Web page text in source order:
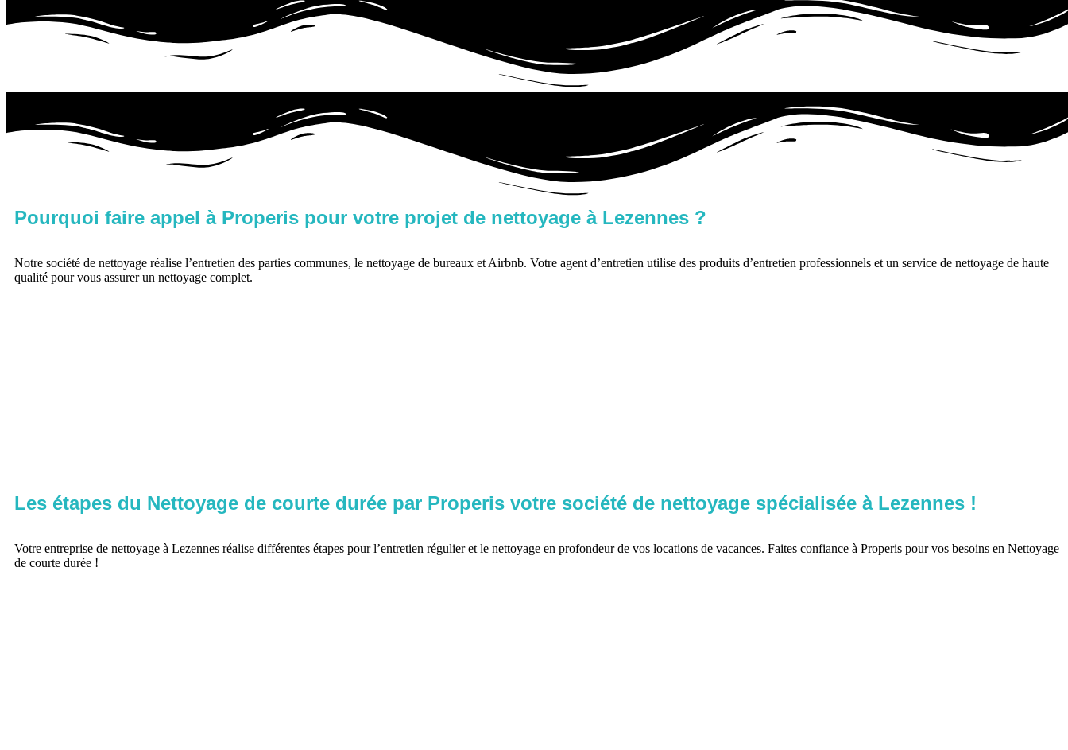
Pourquoi faire appel à Properis pour votre projet de nettoyage à Lezennes ?
Notre société de nettoyage réalise l’entretien des parties communes, le nettoyage de bureaux et Airbnb. Votre agent d’entretien utilise des produits d’entretien professionnels et un service de nettoyage de haute
qualité pour vous assurer un nettoyage complet.
Les étapes du Nettoyage de courte durée par Properis votre société de nettoyage spécialisée à Lezennes !
Votre entreprise de nettoyage à Lezennes réalise différentes étapes pour l’entretien régulier et le nettoyage en profondeur de vos locations de vacances. Faites confiance à Properis pour vos besoins en Nettoyage
de courte durée !